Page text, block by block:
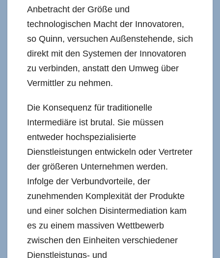
Anbetracht der Größe und
technologischen Macht der Innovatoren,
so Quinn, versuchen Außenstehende, sich
direkt mit den Systemen der Innovatoren
zu verbinden, anstatt den Umweg über
Vermittler zu nehmen.
Die Konsequenz für traditionelle
Intermediäre ist brutal. Sie müssen
entweder hochspezialisierte
Dienstleistungen entwickeln oder Vertreter
der größeren Unternehmen werden.
Infolge der Verbundvorteile, der
zunehmenden Komplexität der Produkte
und einer solchen Disintermediation kam
es zu einem massiven Wettbewerb
zwischen den Einheiten verschiedener
Dienstleistungs- und